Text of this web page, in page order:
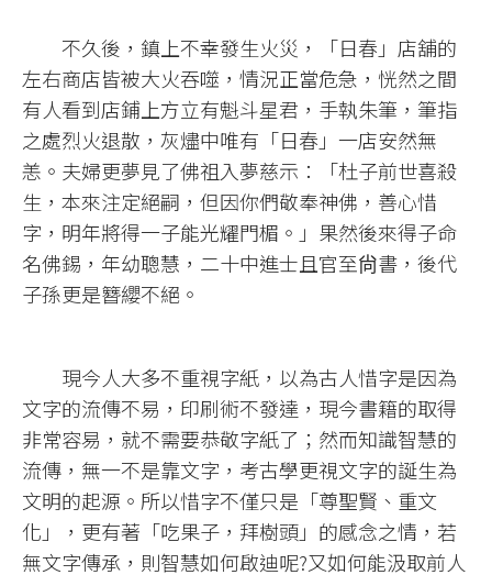
不久後，鎮上不幸發生火災，「日春」店舖的
左右商店皆被大火吞噬，情況正當危急，恍然之間
有人看到店鋪上方立有魁斗星君，手執朱筆，筆指
之處烈火退散，灰燼中唯有「日春」一店安然無
恙。夫婦更夢見了佛祖入夢慈示：「杜子前世喜殺
生，本來注定絕嗣，但因你們敬奉神佛，善心惜
字，明年將得一子能光耀門楣。」果然後來得子命
名佛錫，年幼聰慧，二十中進士且官至尙書，後代
子孫更是簪纓不絕。
現今人大多不重視字紙，以為古人惜字是因為
文字的流傳不易，印刷術不發達，現今書籍的取得
非常容易，就不需要恭敬字紙了；然而知識智慧的
流傳，無一不是靠文字，考古學更視文字的誕生為
文明的起源。所以惜字不僅只是「尊聖賢、重文
化」，更有著「吃果子，拜樹頭」的感念之情，若
無文字傳承，則智慧如何啟迪呢?又如何能汲取前人